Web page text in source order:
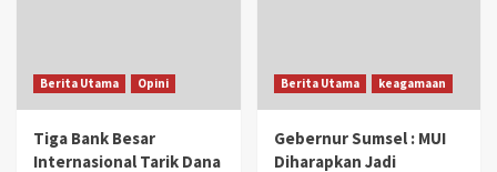
Berita Utama Opini
Tiga Bank Besar
Internasional Tarik Dana
Berita Utama keagamaan
Gebernur Sumsel : MUI
Diharapkan Jadi